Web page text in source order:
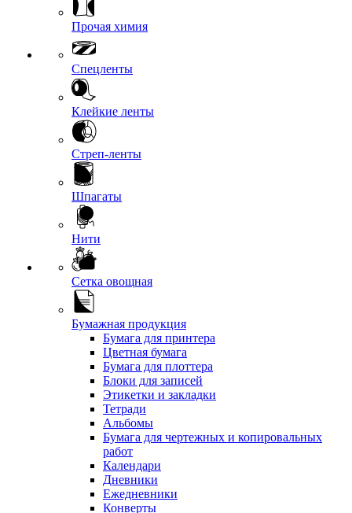
Прочая химия
Спецленты
Клейкие ленты
Стреп-ленты
Шпагаты
Нити
Сетка овощная
Бумажная продукция
Бумага для принтера
Цветная бумага
Бумага для плоттера
Блоки для записей
Этикетки и закладки
Тетради
Альбомы
Бумага для чертежных и копировальных
работ
Календари
Дневники
Ежедневники
Конверты